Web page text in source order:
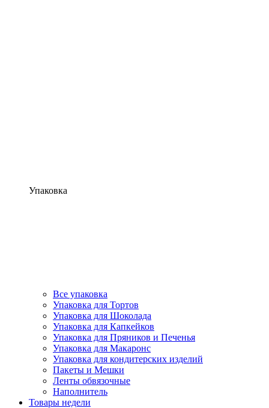
Упаковка
Все упаковка
Упаковка для Тортов
Упаковка для Шоколада
Упаковка для Капкейков
Упаковка для Пряников и Печенья
Упаковка для Макаронс
Упаковка для кондитерских изделий
Пакеты и Мешки
Ленты обвязочные
Наполнитель
Товары недели